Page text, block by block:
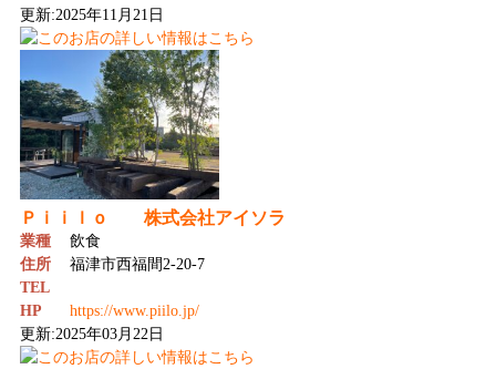
更新:2025年11月21日
Ｐｉｉｌｏ 株式会社アイソラ
業種
飲食
住所
福津市西福間2-20-7
TEL
HP
https://www.piilo.jp/
更新:2025年03月22日